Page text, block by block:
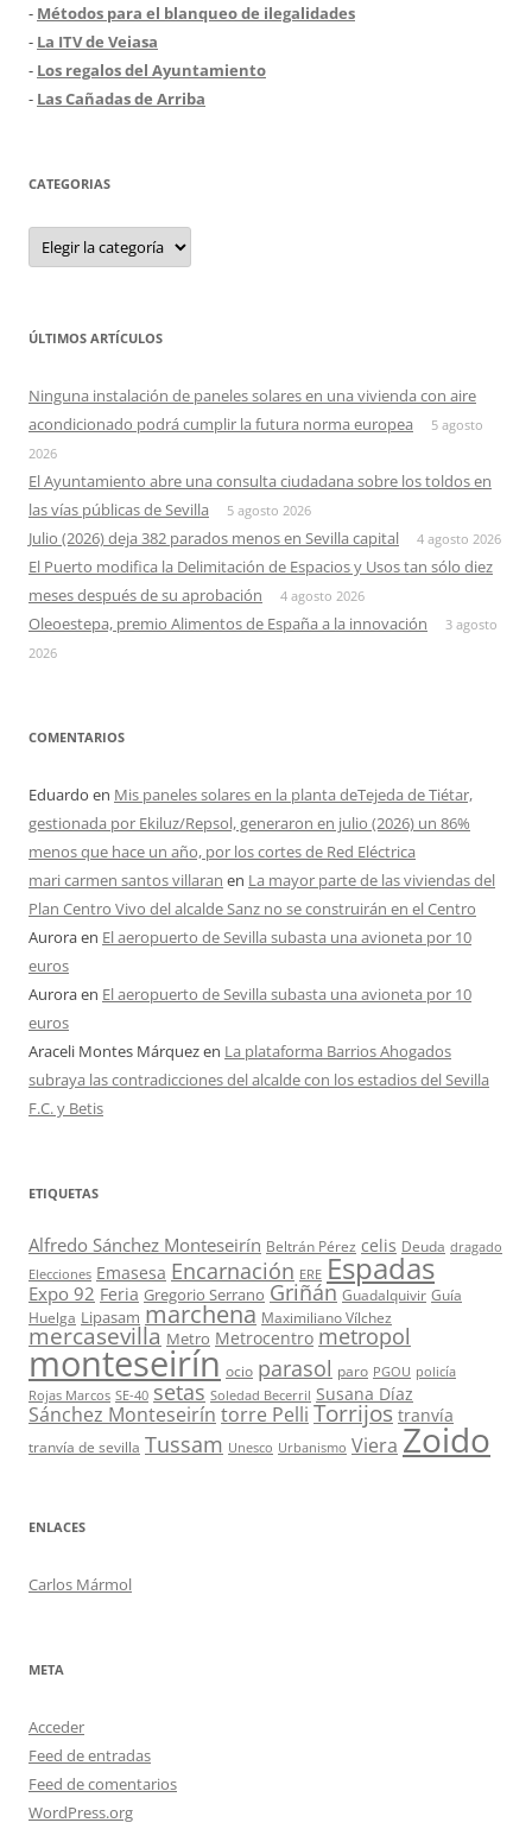
- Métodos para el blanqueo de ilegalidades
- La ITV de Veiasa
- Los regalos del Ayuntamiento
- Las Cañadas de Arriba
CATEGORIAS
Categorias
ÚLTIMOS ARTÍCULOS
Ninguna instalación de paneles solares en una vivienda con aire
acondicionado podrá cumplir la futura norma europea
5 agosto
2026
El Ayuntamiento abre una consulta ciudadana sobre los toldos en
las vías públicas de Sevilla
5 agosto 2026
Julio (2026) deja 382 parados menos en Sevilla capital 4 agosto 2026
El Puerto modifica la Delimitación de Espacios y Usos tan sólo diez
meses después de su aprobación
4 agosto 2026
Oleoestepa, premio Alimentos de España a la innovación
3 agosto
2026
COMENTARIOS
Eduardo en Mis paneles solares en la planta deTejeda de Tiétar,
gestionada por Ekiluz/Repsol, generaron en julio (2026) un 86%
menos que hace un año, por los cortes de Red Eléctrica
mari carmen santos villaran en La mayor parte de las viviendas del
Plan Centro Vivo del alcalde Sanz no se construirán en el Centro
Auroraen El aeropuerto de Sevilla subasta una avioneta por 10
euros
Auroraen El aeropuerto de Sevilla subasta una avioneta por 10
euros
Araceli Montes Márquezen La plataforma Barrios Ahogados
subraya las contradicciones del alcalde con los estadios del Sevilla
F.C. y Betis
ETIQUETAS
Alfredo Sánchez Monteseirín Beltrán Pérez celis Deuda dragado
Elecciones Emasesa Encarnación ERE Espadas
Expo 92 Feria Gregorio Serrano Griñán Guadalquivir Guía
Huelga Lipasam marchena Maximiliano Vílchez
mercasevilla Metro Metrocentro metropol
monteseirín ocio parasol paro PGOU policía
Rojas Marcos SE-40 setas Soledad Becerril Susana Díaz
Sánchez Monteseirín torre Pelli Torrijos tranvía
tranvía de sevilla Tussam Unesco Urbanismo Viera Zoido
ENLACES
Carlos Mármol
META
Acceder
Feed de entradas
Feed de comentarios
WordPress.org